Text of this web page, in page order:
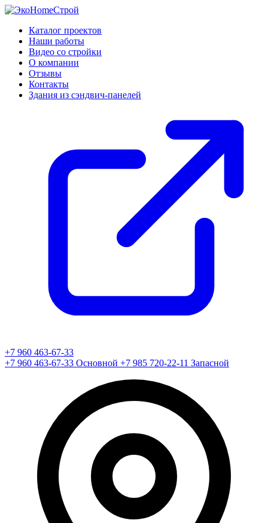
Каталог проектов
Наши работы
Видео со стройки
О компании
Отзывы
Контакты
Здания из сэндвич-панелей
+7 960 463-67-33
+7 960 463-67-33 Основной +7 985 720-22-11 Запасной